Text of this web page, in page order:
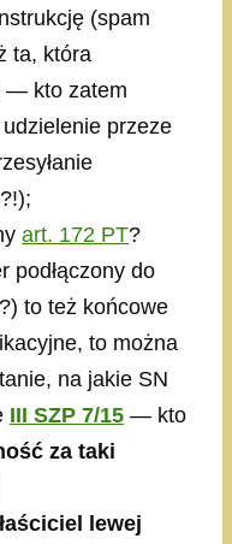
(spam
ta, która
— kto zatem
udzielenie przeze
art. 172 PT?
podłączony do
to też końcowe
to można
na jakie SN
III SZP 7/15 — kto
za taki
lewej